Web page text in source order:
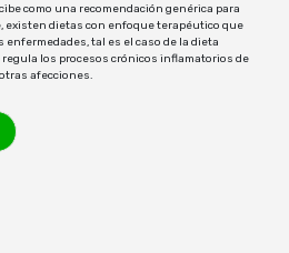
como una recomendación genérica para
existen dietas con enfoque terapéutico que
tal es el caso de la dieta
los procesos crónicos inflamatorios de
afecciones.